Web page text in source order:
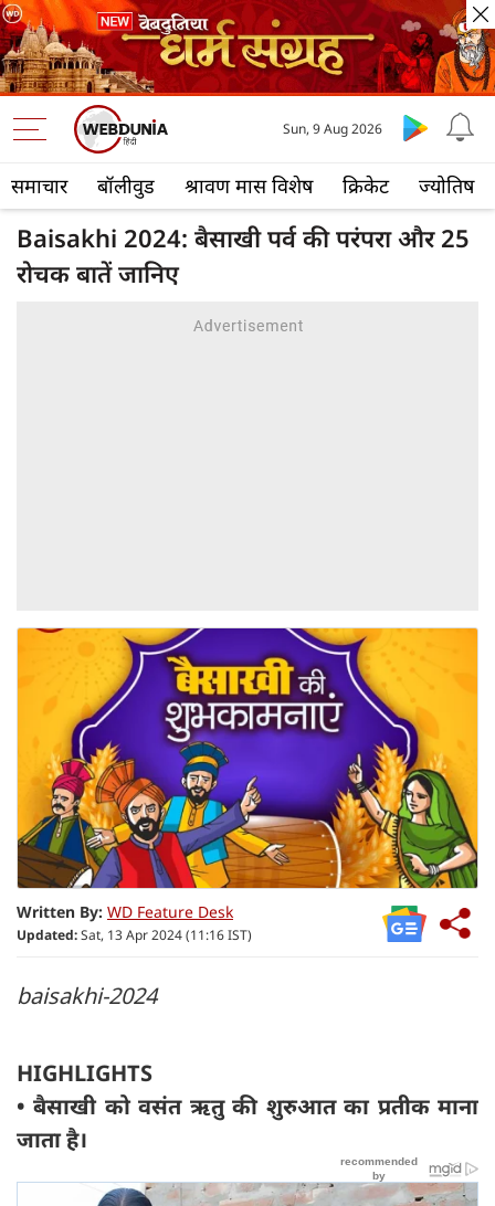
समाचार बॉलीवुड श्रावण मास विशेष क्रिकेट ज्योतिष
Sun, 9 Aug 2026
Baisakhi 2024: बैसाखी पर्व की परंपरा और 25
रोचक बातें जानिए
Written By: WD Feature Desk
Updated:Sat, 13 Apr 2024 (11:16 IST)
baisakhi-2024
HIGHLIGHTS
• बैसाखी को वसंत ऋतु की शुरुआत का प्रतीक माना
जाता है।